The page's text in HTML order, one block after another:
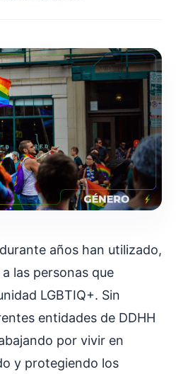
años han utilizado,
las personas que
LGBTIQ+. Sin
entidades de DDHH
por vivir en
y protegiendo los